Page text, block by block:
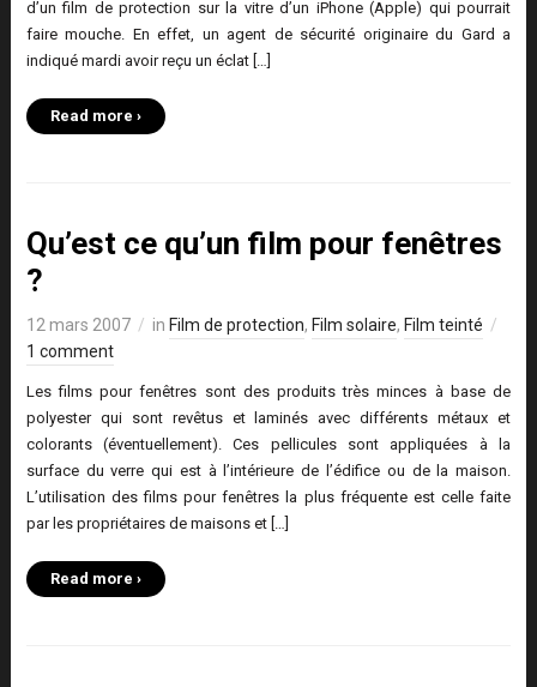
d’un film de protection sur la vitre d’un iPhone (Apple) qui pourrait
faire mouche. En effet, un agent de sécurité originaire du Gard a
indiqué mardi avoir reçu un éclat […]
Read more ›
Qu’est ce qu’un film pour fenêtres
?
12 mars 2007 in Film de protection, Film solaire, Film teinté
1 comment
Les films pour fenêtres sont des produits très minces à base de
polyester qui sont revêtus et laminés avec différents métaux et
colorants (éventuellement). Ces pellicules sont appliquées à la
surface du verre qui est à l’intérieure de l’édifice ou de la maison.
L’utilisation des films pour fenêtres la plus fréquente est celle faite
par les propriétaires de maisons et […]
Read more ›